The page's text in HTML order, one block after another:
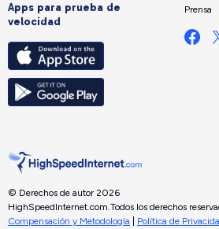
Apps para prueba de
velocidad
Prensa
© Derechos de autor 2026
HighSpeedInternet.com. Todos los derechos
Compensación y Metodología
Política de